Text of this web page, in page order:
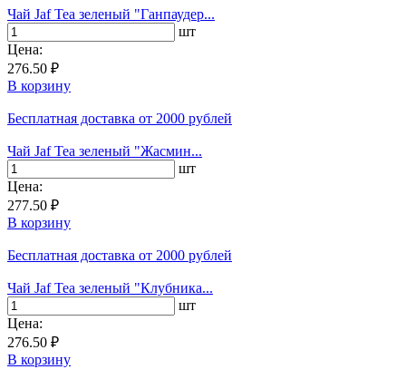
Чай Jaf Tea зеленый "Ганпаудер...
шт
Цена:
276.50 ₽
В корзину
Бесплатная доставка от 2000 рублей
Чай Jaf Tea зеленый "Жасмин...
шт
Цена:
277.50 ₽
В корзину
Бесплатная доставка от 2000 рублей
Чай Jaf Tea зеленый "Клубника...
шт
Цена:
276.50 ₽
В корзину